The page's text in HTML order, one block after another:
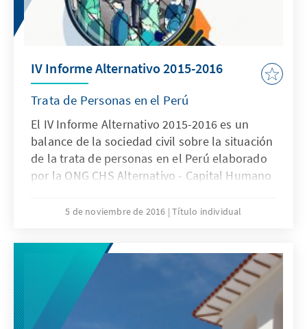
IV Informe Alternativo 2015-2016
Trata de Personas en el Perú
El IV Informe Alternativo 2015-2016 es un
balance de la sociedad civil sobre la situación
de la trata de personas en el Perú elaborado
por la ONG CHS Alternativo - Capital Humano
5 de noviembre de 2016 Título individual